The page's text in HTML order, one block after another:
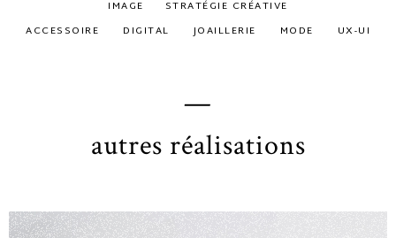
IMAGE
STRATÉGIE CRÉATIVE
ACCESSOIRE
DIGITAL JOAILLERIE MODE UX-UI
—
autres réalisations